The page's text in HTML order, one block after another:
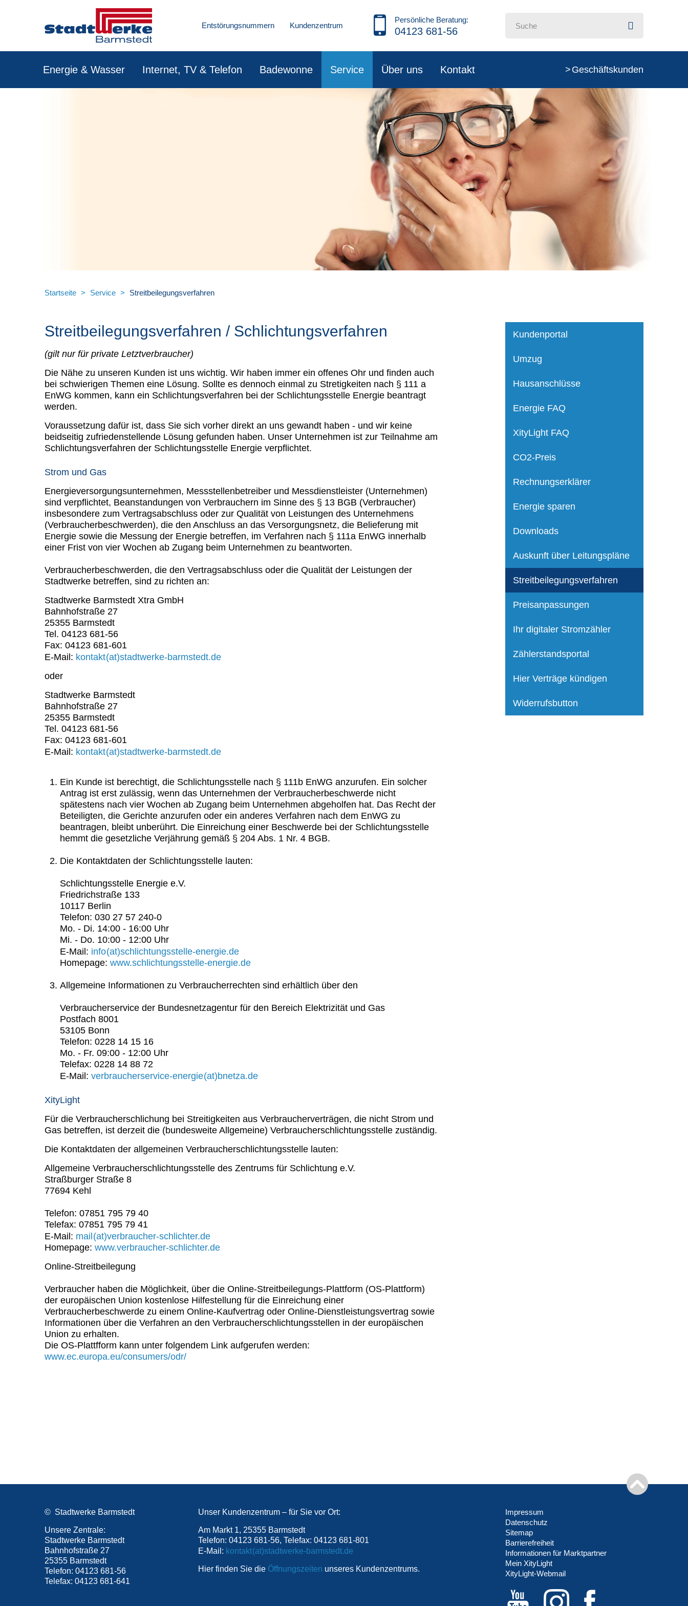
Entstörungsnummern Kundenzentrum
Persönliche Beratung:
04123 681-56
Energie & Wasser Internet, TV & Telefon Badewonne Service Über uns Kontakt Geschäftskunden
Startseite > Service > Streitbeilegungsverfahren
Streitbeilegungsverfahren / Schlichtungsverfahren
(gilt nur für private Letztverbraucher)
Die Nähe zu unseren Kunden ist uns wichtig. Wir haben immer ein offenes Ohr und finden auch
bei schwierigen Themen eine Lösung. Sollte es dennoch einmal zu Stretigkeiten nach § 111 a
EnWG kommen, kann ein Schlichtungsverfahren bei der Schlichtungsstelle Energie beantragt
werden.
Voraussetzung dafür ist, dass Sie sich vorher direkt an uns gewandt haben - und wir keine
beidseitig zufriedenstellende Lösung gefunden haben. Unser Unternehmen ist zur Teilnahme am
Schlichtungsverfahren der Schlichtungsstelle Energie verpflichtet.
Strom und Gas
Energieversorgungsunternehmen, Messstellenbetreiber und Messdienstleister (Unternehmen)
sind verpflichtet, Beanstandungen von Verbrauchern im Sinne des § 13 BGB (Verbraucher)
insbesondere zum Vertragsabschluss oder zur Qualität von Leistungen des Unternehmens
(Verbraucherbeschwerden), die den Anschluss an das Versorgungsnetz, die Belieferung mit
Energie sowie die Messung der Energie betreffen, im Verfahren nach § 111a EnWG innerhalb
einer Frist von vier Wochen ab Zugang beim Unternehmen zu beantworten.
Verbraucherbeschwerden, die den Vertragsabschluss oder die Qualität der Leistungen der
Stadtwerke betreffen, sind zu richten an:
Stadtwerke Barmstedt Xtra GmbH
Bahnhofstraße 27
25355 Barmstedt
Tel. 04123 681-56
Fax: 04123 681-601
E-Mail: kontaktNO
(at)stadtwerke-barmstedt.de
oder
Stadtwerke Barmstedt
Bahnhofstraße 27
25355 Barmstedt
Tel. 04123 681-56
Fax: 04123 681-601
E-Mail: kontaktNO
(at)stadtwerke-barmstedt.de
Ein Kunde ist berechtigt, die Schlichtungsstelle nach § 111b EnWG anzurufen. Ein solcher
Antrag ist erst zulässig, wenn das Unternehmen der Verbraucherbeschwerde nicht
spätestens nach vier Wochen ab Zugang beim Unternehmen abgeholfen hat. Das Recht der
Beteiligten, die Gerichte anzurufen oder ein anderes Verfahren nach dem EnWG zu
beantragen, bleibt unberührt. Die Einreichung einer Beschwerde bei der Schlichtungsstelle
hemmt die gesetzliche Verjährung gemäß § 204 Abs. 1 Nr. 4 BGB.
Die Kontaktdaten der Schlichtungsstelle lauten:
Schlichtungsstelle Energie e.V.
Friedrichstraße 133
10117 Berlin
Telefon: 030 27 57 240-0
Mo. - Di. 14:00 - 16:00 Uhr
Mi. - Do. 10:00 - 12:00 Uhr
E-Mail: infoNO
SPAM
(at)schlichtungsstelle-energie.de
Homepage: www.schlichtungsstelle-energie.de
Allgemeine Informationen zu Verbraucherrechten sind erhältlich über den
Verbraucherservice der Bundesnetzagentur für den Bereich Elektrizität und Gas
Postfach 8001
53105 Bonn
Telefon: 0228 14 15 16
Mo. - Fr. 09:00 - 12:00 Uhr
Telefax: 0228 14 88 72
E-Mail: verbraucherservice-energieNO
(at)bnetza.de
XityLight
Für die Verbraucherschlichung bei Streitigkeiten aus Verbraucherverträgen, die nicht Strom und
Gas betreffen, ist derzeit die (bundesweite Allgemeine) Verbraucherschlichtungsstelle zuständig.
Die Kontaktdaten der allgemeinen Verbraucherschlichtungsstelle lauten:
Allgemeine Verbraucherschlichtungsstelle des Zentrums für Schlichtung e.V.
Straßburger Straße 8
77694 Kehl
Telefon: 07851 795 79 40
Telefax: 07851 795 79 41
E-Mail: mailNO
SPAM
(at)verbraucher-schlichter.de
Homepage: www.verbraucher-schlichter.de
Online-Streitbeilegung
Verbraucher haben die Möglichkeit, über die Online-Streitbeilegungs-Plattform (OS-Plattform)
der europäischen Union kostenlose Hilfestellung für die Einreichung einer
Verbraucherbeschwerde zu einem Online-Kaufvertrag oder Online-Dienstleistungsvertrag sowie
Informationen über die Verfahren an den Verbraucherschlichtungsstellen in der europäischen
Union zu erhalten.
Die OS-Plattfform kann unter folgendem Link aufgerufen werden:
www.ec.europa.eu/consumers/odr/
Kundenportal
Umzug
Hausanschlüsse
Energie FAQ
XityLight FAQ
CO2-Preis
Rechnungserklärer
Energie sparen
Downloads
Auskunft über Leitungspläne
Streitbeilegungsverfahren
Preisanpassungen
Ihr digitaler Stromzähler
Zählerstandsportal
Hier Verträge kündigen
Widerrufsbutton
© Stadtwerke Barmstedt
Unsere Zentrale:
Stadtwerke Barmstedt
Bahnhofstraße 27
25355 Barmstedt
Telefon: 04123 681-56
Telefax: 04123 681-641
Unser Kundenzentrum – für Sie vor Ort:
Am Markt 1, 25355 Barmstedt
Telefon: 04123 681-56, Telefax: 04123 681-801
E-Mail: kontaktNO
(at)stadtwerke-barmstedt.de
Hier finden Sie die Öffnungszeiten unseres Kundenzentrums.
Impressum
Datenschutz
Sitemap
Barrierefreiheit
Informationen für Marktpartner
Mein XityLight
XityLight-Webmail